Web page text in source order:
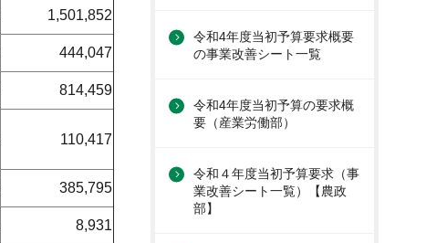
1,501,852
444,047
814,459
110,417
385,795
8,931
令和4年度当初予算要求概要
の事業改善シート一覧
令和4年度当初予算の要求概
要（産業労働部）
令和４年度当初予算要求（事
業改善シート一覧）【農政
部】